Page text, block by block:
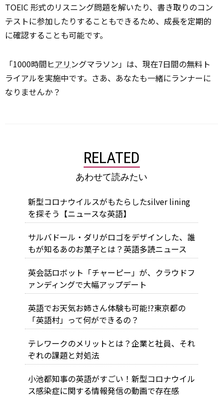
TOEIC 形式のリスニング問題を解いたり、書き取りのコン
テストに参加したりすることもできるため、成長を定期的
に確認することも可能です。
「1000時間ヒアリ ングマラソン」は、現在7日間の無料ト
ライアルを実施中です。さあ、あなたも一緒にランナーに
なりませんか？
RELATED
あわせて読みたい
新型コロナウイルスがもたらしたsilver lining
を探そう【ニュースな英語】
サルバドール・ダリがロゴをデザインした、誰
もが知るあのお菓子とは？英語多読ニュース
英会話ロボット「チャーピー」が、クラウドフ
ァンディングで大幅アップデート
英語でお天気お姉さん体験も可能!?東京都の
「英語村」って何ができるの？
テレワークのメリットとは？企業と社員、それ
ぞれの課題と対処法
小池都知事の英語がすごい！新型コロナウイル
ス感染症に関する情報発信の動画で存在感